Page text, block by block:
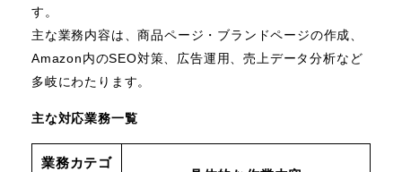
す。
主な業務内容は、商品ページ・ブランドページの作成、
Amazon内のSEO対策、広告運用、売上データ分析など
多岐にわたります。
主な対応業務一覧
業務カテゴ